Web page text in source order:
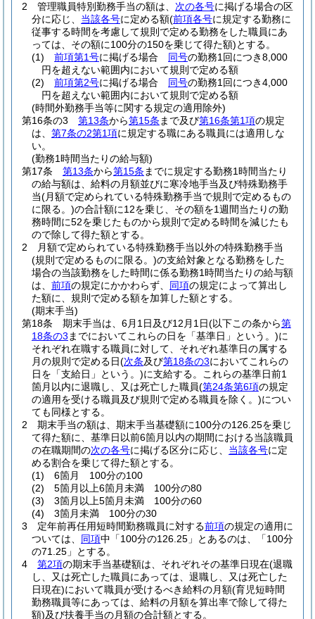
2
管理職員特別勤務手当の額は、 次の各号に掲げる場合の区
分に応じ、 当該各号に定める額(前項各号に規定する勤務に
従事する時間を考慮して規則で定める勤務をした職員にあ
っては、その額に100分の150を乗じて得た額)とする。
(1)
前項第1号に掲げる場合 同号の勤務1回につき8,000
円を超えない範囲内において規則で定める額
(2)
前項第2号に掲げる場合 同号の勤務1回につき4,000
円を超えない範囲内において規則で定める額
(時間外勤務手当等に関する規定の適用除外)
第16条の3
第13条から第15条 まで及び第16条第1項の規定
は、 第7条の2第1項に規定する職にある職員には適用しな
い。
(勤務1時間当たりの給与額)
第17条
第13条から第15条 までに規定する勤務1時間当たり
の給与額は、給料の月額並びに寒冷地手当及び特殊勤務手
当(月額で定められている特殊勤務手当で規則で定めるもの
に限る。)の合計額に12を乗じ、その額を1週間当たりの勤
務時間に52を乗じたものから規則で定める時間を減じたも
ので除して得た額とする。
2
月額で定められている特殊勤務手当以外の特殊勤務手当
(規則で定めるものに限る。)の支給対象となる勤務をした
場合の当該勤務をした時間に係る勤務1時間当たりの給与額
は、 前項の規定にかかわらず、 同項の規定によって算出し
た額に、規則で定める額を加算した額とする。
(期末手当)
第18条
期末手当は、6月1日及び12月1日(以下この条から第
18条の3 までにおいてこれらの日を「基準日」という。)に
それぞれ在職する職員に対して、それぞれ基準日の属する
月の規則で定める日(次条及び第18条の3においてこれらの
日を「支給日」という。)に支給する。
これらの基準日前1
箇月以内に退職し、又は死亡した職員(第24条第6項の規定
の適用を受ける職員及び規則で定める職員を除く。)につい
ても同様とする。
2
期末手当の額は、期末手当基礎額に100分の126.25を乗じ
て得た額に、基準日以前6箇月以内の期間における当該職員
の在職期間の次の各号に掲げる区分に応じ、 当該各号に定
める割合を乗じて得た額とする。
(1)
6箇月 100分の100
(2)
5箇月以上6箇月未満 100分の80
(3)
3箇月以上5箇月未満 100分の60
(4)
3箇月未満 100分の30
3
定年前再任用短時間勤務職員に対する前項の規定の適用に
ついては、 同項中「100分の126.25」とあるのは、「100分
の71.25」とする。
4
第2項の期末手当基礎額は、それぞれその基準日現在(退職
し、又は死亡した職員にあっては、退職し、又は死亡した
日現在)において職員が受けるべき給料の月額(育児短時間
勤務職員等にあっては、給料の月額を算出率で除して得た
額)及び扶養手当の月額の合計額とする。